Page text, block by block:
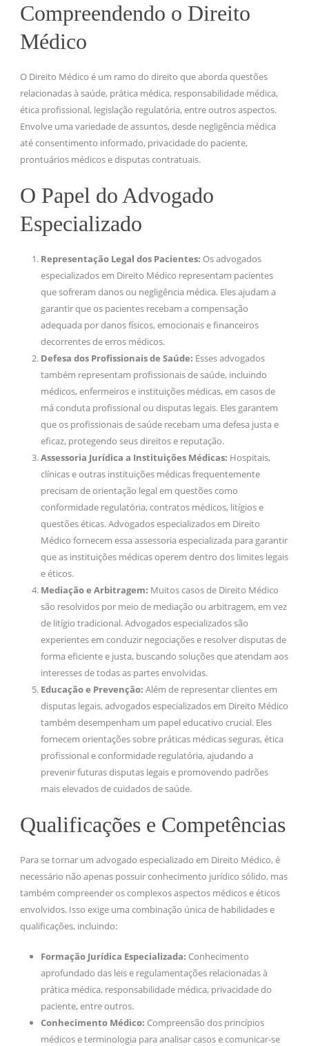
Compreendendo o Direito
Médico
O Direito Médico é um ramo do direito que aborda questões
relacionadas à saúde, prática médica, responsabilidade médica,
ética profissional, legislação regulatória, entre outros aspectos.
Envolve uma variedade de assuntos, desde negligência médica
até consentimento informado, privacidade do paciente,
prontuários médicos e disputas contratuais.
O Papel do Advogado
Especializado
Representação Legal dos Pacientes: Os advogados
especializados em Direito Médico representam pacientes
que sofreram danos ou negligência médica. Eles ajudam a
garantir que os pacientes recebam a compensação
adequada por danos físicos, emocionais e financeiros
decorrentes de erros médicos.
Defesa dos Profissionais de Saúde: Esses advogados
também representam profissionais de saúde, incluindo
médicos, enfermeiros e instituições médicas, em casos de
má conduta profissional ou disputas legais. Eles garantem
que os profissionais de saúde recebam uma defesa justa e
eficaz, protegendo seus direitos e reputação.
Assessoria Jurídica a Instituições Médicas: Hospitais,
clínicas e outras instituições médicas frequentemente
precisam de orientação legal em questões como
conformidade regulatória, contratos médicos, litígios e
questões éticas. Advogados especializados em Direito
Médico fornecem essa assessoria especializada para garantir
que as instituições médicas operem dentro dos limites legais
e éticos.
Mediação e Arbitragem: Muitos casos de Direito Médico
são resolvidos por meio de mediação ou arbitragem, em vez
de litígio tradicional. Advogados especializados são
experientes em conduzir negociações e resolver disputas de
forma eficiente e justa, buscando soluções que atendam aos
interesses de todas as partes envolvidas.
Educação e Prevenção: Além de representar clientes em
disputas legais, advogados especializados em Direito Médico
também desempenham um papel educativo crucial. Eles
fornecem orientações sobre práticas médicas seguras, ética
profissional e conformidade regulatória, ajudando a
prevenir futuras disputas legais e promovendo padrões
mais elevados de cuidados de saúde.
Qualificações e Competências
Para se tornar um advogado especializado em Direito Médico, é
necessário não apenas possuir conhecimento jurídico sólido, mas
também compreender os complexos aspectos médicos e éticos
envolvidos. Isso exige uma combinação única de habilidades e
qualificações, incluindo:
Formação Jurídica Especializada: Conhecimento
aprofundado das leis e regulamentações relacionadas à
prática médica, responsabilidade médica, privacidade do
paciente, entre outros.
Conhecimento Médico: Compreensão dos princípios
médicos e terminologia para analisar casos e comunicar-se